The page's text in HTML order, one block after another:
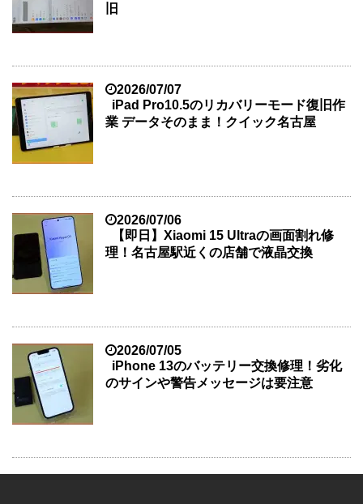
旧
2026/07/07
iPad Pro10.5のリカバリーモード復旧作
業 データそのまま！クイック名古屋
2026/07/06
【即日】Xiaomi 15 Ultraの画面割れ修
理！名古屋駅近くの店舗で液晶交換
2026/07/05
iPhone 13のバッテリー交換修理！劣化
のサインや警告メッセージは要注意